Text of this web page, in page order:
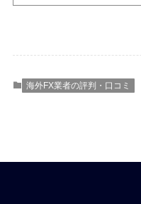
海外FX業者の評判・口コミ